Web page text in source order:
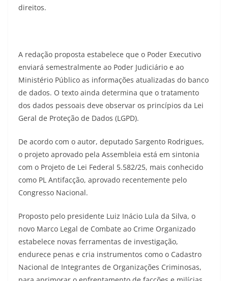
direitos.
A redação proposta estabelece que o Poder Executivo
enviará semestralmente ao Poder Judiciário e ao
Ministério Público as informações atualizadas do banco
de dados. O texto ainda determina que o tratamento
dos dados pessoais deve observar os princípios da Lei
Geral de Proteção de Dados (LGPD).
De acordo com o autor, deputado Sargento Rodrigues,
o projeto aprovado pela Assembleia está em sintonia
com o Projeto de Lei Federal 5.582/25, mais conhecido
como PL Antifacção, aprovado recentemente pelo
Congresso Nacional.
Proposto pelo presidente Luiz Inácio Lula da Silva, o
novo Marco Legal de Combate ao Crime Organizado
estabelece novas ferramentas de investigação,
endurece penas e cria instrumentos como o Cadastro
Nacional de Integrantes de Organizações Criminosas,